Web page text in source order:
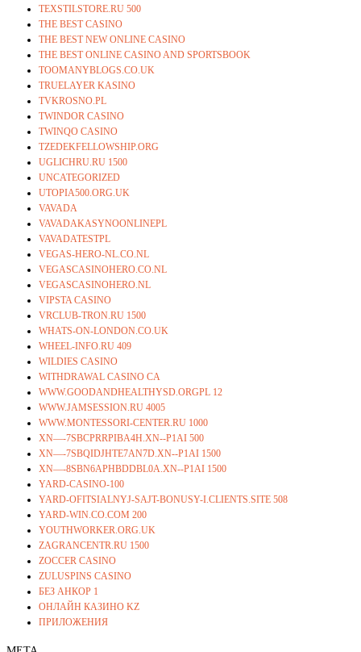
TEXSTILSTORE.RU 500
THE BEST CASINO
THE BEST NEW ONLINE CASINO
THE BEST ONLINE CASINO AND SPORTSBOOK
TOOMANYBLOGS.CO.UK
TRUELAYER KASINO
TVKROSNO.PL
TWINDOR CASINO
TWINQO CASINO
TZEDEKFELLOWSHIP.ORG
UGLICHRU.RU 1500
UNCATEGORIZED
UTOPIA500.ORG.UK
VAVADA
VAVADAKASYNOONLINEPL
VAVADATESTPL
VEGAS-HERO-NL.CO.NL
VEGASCASINOHERO.CO.NL
VEGASCASINOHERO.NL
VIPSTA CASINO
VRCLUB-TRON.RU 1500
WHATS-ON-LONDON.CO.UK
WHEEL-INFO.RU 409
WILDIES CASINO
WITHDRAWAL CASINO CA
WWW.GOODANDHEALTHYSD.ORGPL 12
WWW.JAMSESSION.RU 4005
WWW.MONTESSORI-CENTER.RU 1000
XN—-7SBCPRRPIBA4H.XN--P1AI 500
XN—-7SBQIDJHTE7AN7D.XN--P1AI 1500
XN—-8SBN6APHBDDBL0A.XN--P1AI 1500
YARD-CASINO-100
YARD-OFITSIALNYJ-SAJT-BONUSY-I.CLIENTS.SITE 508
YARD-WIN.CO.COM 200
YOUTHWORKER.ORG.UK
ZAGRANCENTR.RU 1500
ZOCCER CASINO
ZULUSPINS CASINO
БЕЗ АНКОР 1
ОНЛАЙН КАЗИНО KZ
ПРИЛОЖЕНИЯ